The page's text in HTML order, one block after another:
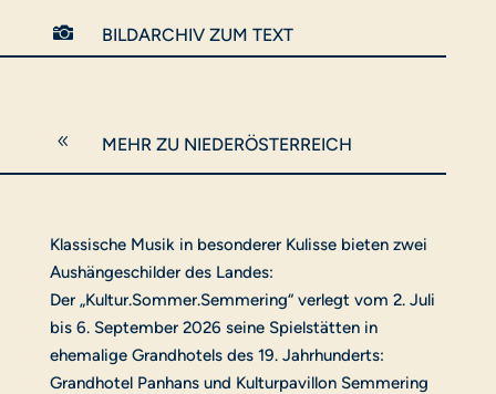
 BILDARCHIV ZUM TEXT
8 MEHR ZU NIEDERÖSTERREICH
Klassische Musik in besonderer Kulisse bieten zwei
Aushängeschilder des Landes:
Der „Kultur.Sommer.Semmering“ verlegt vom 2. Juli
bis 6. September 2026 seine Spielstätten in
ehemalige Grandhotels des 19. Jahrhunderts:
Grandhotel Panhans und Kulturpavillon Semmering